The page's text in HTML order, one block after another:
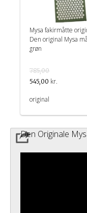
Mysa fakirmåtte
Den original Mysa
grøn
785,00
545,00 kr.
original
Den Originale